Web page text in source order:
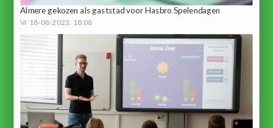
Almere gekozen als gaststad voor Hasbro Spelendagen
Vr 18-08-2023, 18:08